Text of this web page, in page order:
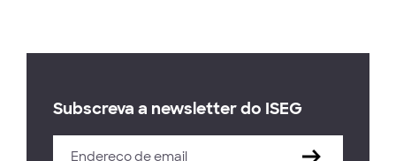
Subscreva a newsletter do ISEG